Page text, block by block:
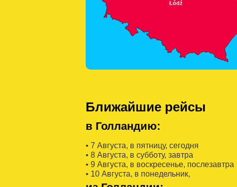
Ближайшие рейсы
в Голландию:
• 7 Августa, в пятницу, сегодня
• 8 Августa, в субботу, завтра
• 9 Августa, в воскресенье, послезавтра
• 10 Августa, в понедельник,